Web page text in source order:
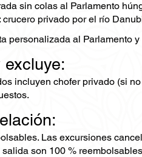
sin colas al Parlamento
privado por el río
personalizada al Parlamento
incluyen chofer privado (si
Las excursiones
son 100 %